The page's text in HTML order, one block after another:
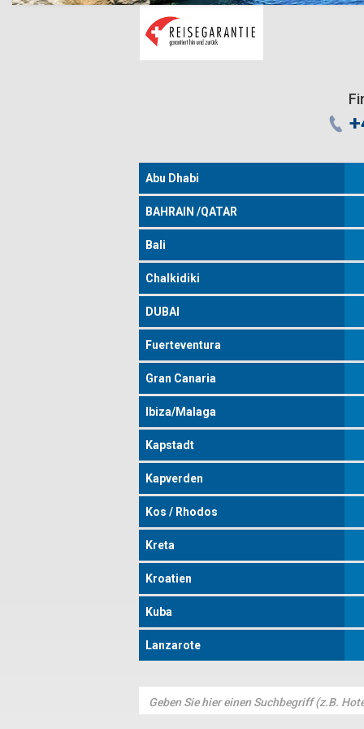
Abu Dhabi
BAHRAIN /QATAR
Bali
Chalkidiki
DUBAI
Fuerteventura
Gran Canaria
Ibiza/Malaga
Kapstadt
Kapverden
Kos / Rhodos
Kreta
Kroatien
Kuba
Lanzarote